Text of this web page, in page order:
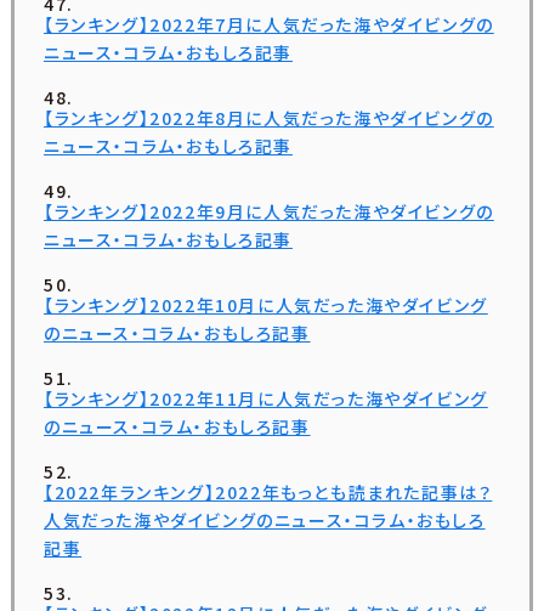
【ランキング】2022年7月に人気だった海やダイビングの
ニュース・コラム・おもしろ記事
【ランキング】2022年8月に人気だった海やダイビングの
ニュース・コラム・おもしろ記事
【ランキング】2022年9月に人気だった海やダイビングの
ニュース・コラム・おもしろ記事
【ランキング】2022年10月に人気だった海やダイビング
のニュース・コラム・おもしろ記事
【ランキング】2022年11月に人気だった海やダイビング
のニュース・コラム・おもしろ記事
【2022年ランキング】2022年もっとも読まれた記事は？
人気だった海やダイビングのニュース・コラム・おもしろ
記事